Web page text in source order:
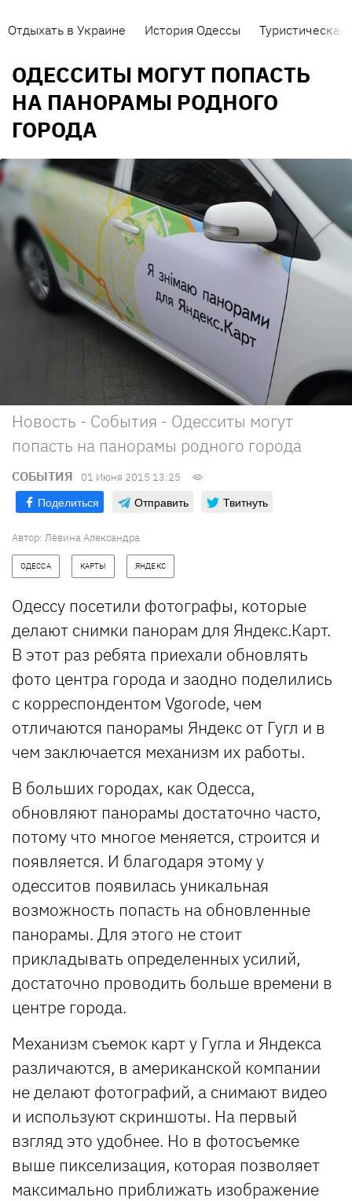
Отдыхать в Украине История Одессы Туристическая
ОДЕССИТЫ МОГУТ ПОПАСТЬ
НА ПАНОРАМЫ РОДНОГО
ГОРОДА
Новость - События - Одесситы могут
попасть на панорамы родного города
СОБЫТИЯ 01 Июня 2015 13:25
Поделиться Отправить Твитнуть
Автор: Лёвина Александра
ОДЕССА КАРТЫ ЯНДЕКС
Одессу посетили фотографы, которые
делают снимки панорам для Яндекс.Карт.
В этот раз ребята приехали обновлять
фото центра города и заодно поделились
с корреспондентом Vgorode, чем
отличаются панорамы Яндекс от Гугл и в
чем заключается механизм их работы.
В больших городах, как Одесса,
обновляют панорамы достаточно часто,
потому что многое меняется, строится и
появляется. И благодаря этому у
одесситов появилась уникальная
возможность попасть на обновленные
панорамы. Для этого не стоит
прикладывать определенных усилий,
достаточно проводить больше времени в
центре города.
Механизм съемок карт у Гугла и Яндекса
различаются, в американской компании
не делают фотографий, а снимают видео
и используют скриншоты. На первый
взгляд это удобнее. Но в фотосъемке
выше пикселизация, которая позволяет
максимально приближать изображение